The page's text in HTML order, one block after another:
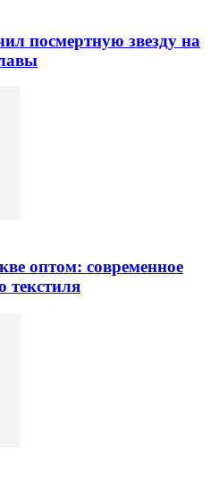
посмертную звезду на
оптом: современное
текстиля